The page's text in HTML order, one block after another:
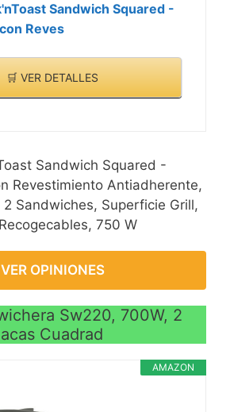
Sandwich Squared -
Reves
🛒 VER DETALLES
Sandwich Squared -
Revestimiento Antiadherente,
Sandwiches, Superficie Grill,
750 W
VER OPINIONES
Sw220, 700W, 2
Cuadrad
AMAZON